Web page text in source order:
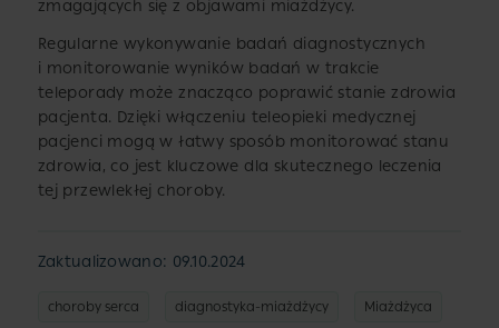
zmagających się z objawami miażdżycy.
Regularne wykonywanie badań diagnostycznych
i monitorowanie wyników badań w trakcie
teleporady może znacząco poprawić stanie zdrowia
pacjenta. Dzięki włączeniu teleopieki medycznej
pacjenci mogą w łatwy sposób monitorować stanu
zdrowia, co jest kluczowe dla skutecznego leczenia
tej przewlekłej choroby.
Zaktualizowano: 09.10.2024
choroby serca diagnostyka-miażdżycy Miażdżyca